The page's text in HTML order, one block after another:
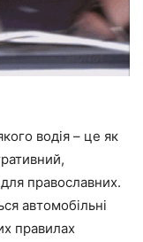
водія – це як
православних.
автомобільні
правилах